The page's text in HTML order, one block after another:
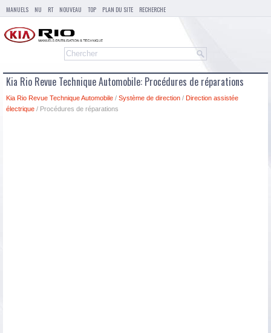
MANUELS NU RT NOUVEAU TOP PLAN DU SITE RECHERCHE
Kia Rio Revue Technique Automobile: Procédures de réparations
Kia Rio Revue Technique Automobile / Système de direction / Direction assistée
électrique / Procédures de réparations